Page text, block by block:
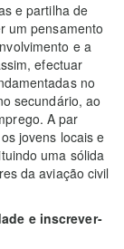
e partilha de
um pensamento
e a
efectuar
no
secundário, ao
A par
jovens locais e
uma sólida
da aviação civil
e inscrever-